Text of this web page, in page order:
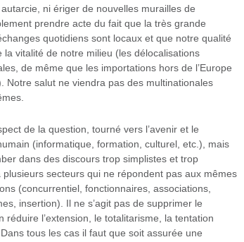
ni ériger de nouvelles murailles de
prendre acte du fait que la très grande
quotidiens sont locaux et que notre qualité
la vitalité de notre milieu (les délocalisations
de même que les importations hors de l’Europe
Notre salut ne viendra pas des multinationales
de la question, tourné vers l’avenir et le
(informatique, formation, culturel, etc.), mais
dans des discours trop simplistes et trop
plusieurs secteurs qui ne répondent pas aux mêmes
(concurrentiel, fonctionnaires, associations,
insertion). Il ne s’agit pas de supprimer le
réduire l’extension, le totalitarisme, la tentation
tous les cas il faut que soit assurée une